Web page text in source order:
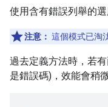
使用含有錯誤列舉的
注意： 這個模式已淘
過去定義方法時，若
是錯誤碼)，效能會稍